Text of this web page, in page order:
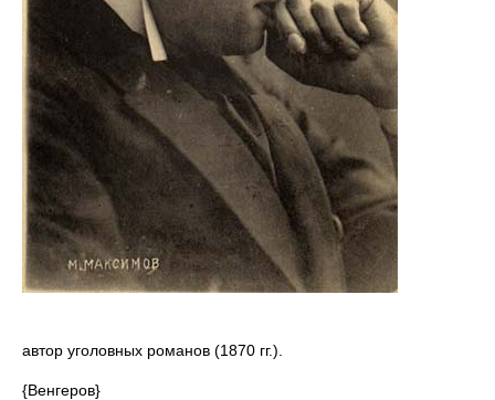
автор уголовных романов (1870 гг.).
{Венгеров}